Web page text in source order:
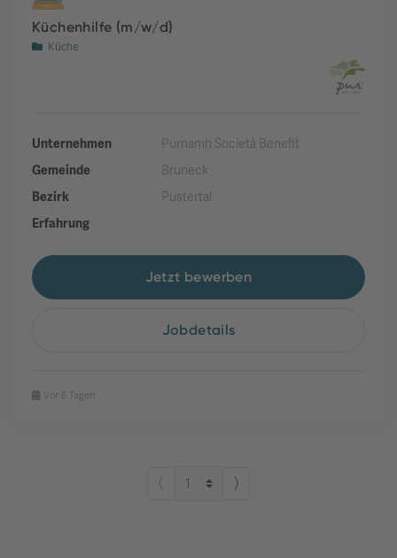
Küchenhilfe (m/w/d)
Küche
Unternehmen
Purnamh Società Benefit
Gemeinde
Bruneck
Bezirk
Pustertal
Erfahrung
Jetzt bewerben
Jobdetails
Vor 8 Tagen
⟨ ⟩